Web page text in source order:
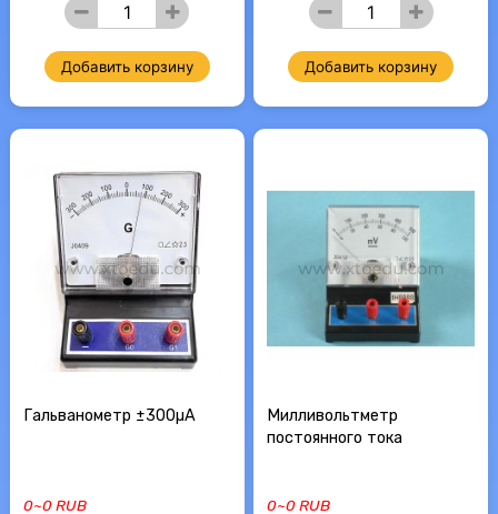
Гальванометр ±300µA
0~0 RUB
Милливольтметр
постоянного тока
0~0 RUB